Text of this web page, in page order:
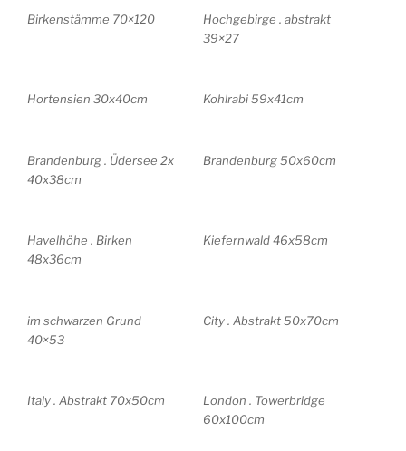
Birkenstämme 70×120
Hochgebirge . abstrakt
39×27
Hortensien 30x40cm Kohlrabi 59x41cm
Brandenburg . Üdersee 2x
40x38cm
Brandenburg 50x60cm
Havelhöhe . Birken
48x36cm
Kiefernwald 46x58cm
im schwarzen Grund
40×53
City . Abstrakt 50x70cm
Italy . Abstrakt 70x50cm
London . Towerbridge
60x100cm